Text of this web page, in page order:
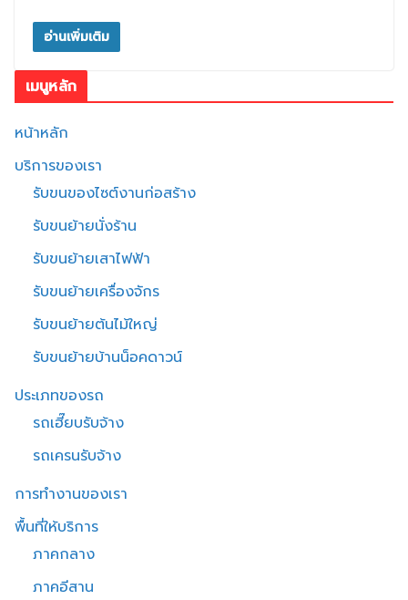
อ่านเพิ่มเติม
เมนูหลัก
หน้าหลัก
บริการของเรา
รับขนของไซต์งานก่อสร้าง
รับขนย้ายนั่งร้าน
รับขนย้ายเสาไฟฟ้า
รับขนย้ายเครื่องจักร
รับขนย้ายต้นไม้ใหญ่
รับขนย้ายบ้านน็อคดาวน์
ประเภทของรถ
รถเฮี๊ยบรับจ้าง
รถเครนรับจ้าง
การทำงานของเรา
พื้นที่ให้บริการ
ภาคกลาง
ภาคอีสาน